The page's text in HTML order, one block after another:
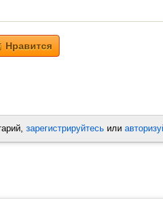
Нравится
зарегистрируйтесь или